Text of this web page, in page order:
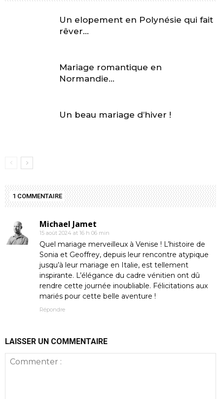
Un elopement en Polynésie qui fait
rêver…
Mariage romantique en
Normandie…
Un beau mariage d’hiver !
1 COMMENTAIRE
Michael Jamet
15 août 2024 at 16 h 06 min
Quel mariage merveilleux à Venise ! L’histoire de
Sonia et Geoffrey, depuis leur rencontre atypique
jusqu’à leur mariage en Italie, est tellement
inspirante. L’élégance du cadre vénitien ont dû
rendre cette journée inoubliable. Félicitations aux
mariés pour cette belle aventure !
Répondre
LAISSER UN COMMENTAIRE